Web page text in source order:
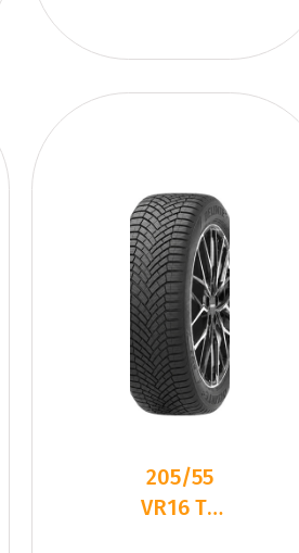
205/55
VR16 TL